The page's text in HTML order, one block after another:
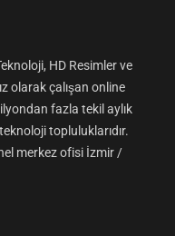
HD Resimler ve
olarak çalışan online
fazla tekil aylık
topluluklarıdır.
merkez ofisi İzmir /